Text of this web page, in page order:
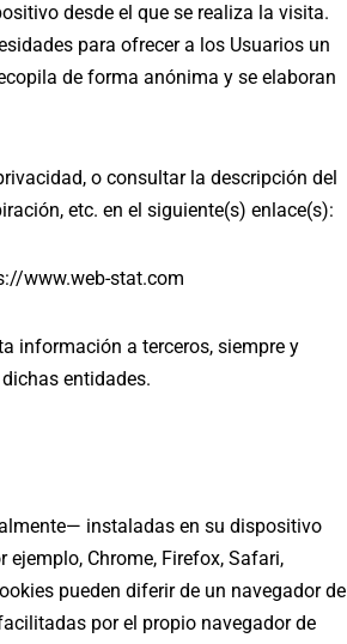
desde el que se realiza la visita.
para ofrecer a los Usuarios un
de forma anónima y se elaboran
o consultar la descripción del
etc. en el siguiente(s) enlace(s):
www.web-stat.com
información a terceros, siempre y
entidades.
instaladas en su dispositivo
Chrome, Firefox, Safari,
pueden diferir de un navegador de
por el propio navegador de